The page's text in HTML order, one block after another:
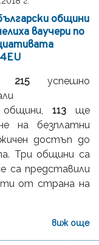
общини
ваучери по
215успешно
общини,113 ще
на безплатни
достъп до
Три общини са
са представили
от страна на
виж още